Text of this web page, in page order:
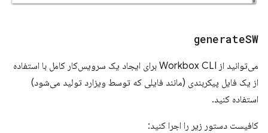
generateSW
می‌توانید از Workbox CLI برای ایجاد یک سرویس‌کار کامل با استفاده
از یک فایل پیکربندی (مانند فایلی که توسط ویزارد تولید می‌شود)
استفاده کنید.
کافیست دستور زیر را اجرا کنید: